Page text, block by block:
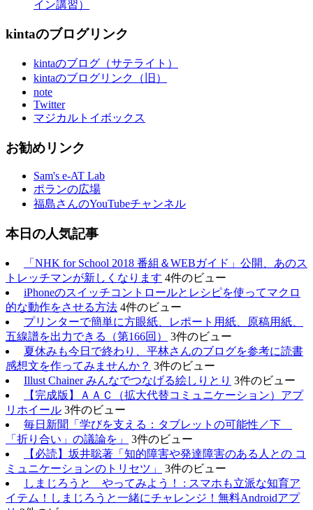
イン講習）
kintaのブログリンク
kintaのブログ（サテライト）
kintaのブログリンク（旧）
note
Twitter
マジカルトイボックス
お勧めリンク
Sam's e-AT Lab
ポランの広場
福島さんのYouTubeチャンネル
本日の人気記事
「NHK for School 2018 番組＆WEBガイド」公開、あのス
トレッチマンが新しくなります 4件のビュー
iPhoneのスイッチコントロールとレシピを使ってマクロ
的な動作をさせる方法 4件のビュー
プリンターで簡単に方眼紙、レポート用紙、原稿用紙、
五線譜を出力できる（第166回）
3件のビュー
夏休みも今日で終わり、平林さんのブログを参考に読書
感想文を作ってみませんか？ 3件のビュー
Illust Chainer みんなでつなげる絵しりとり 3件のビュー
【完成版】ＡＡＣ（拡大代替コミュニケーション）アプ
リホイール 3件のビュー
毎日新聞「学びを支える：タブレットの可能性／下
「折り合い」の議論を」
3件のビュー
【必読】坂井聡著「知的障害や発達障害のある人との コ
ミュニケーションのトリセツ」
3件のビュー
しまじろうと やってみよう！ : スマホも立派な知育ア
イテム！しまじろうと一緒にチャレンジ！無料Androidアプ